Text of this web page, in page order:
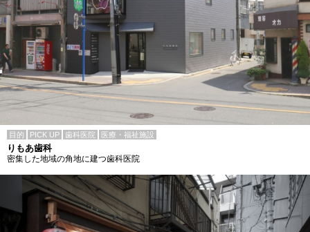
目的 PICK UP 歯科医院 医療・福祉施設
りもあ歯科
密集した地域の角地に建つ歯科医院